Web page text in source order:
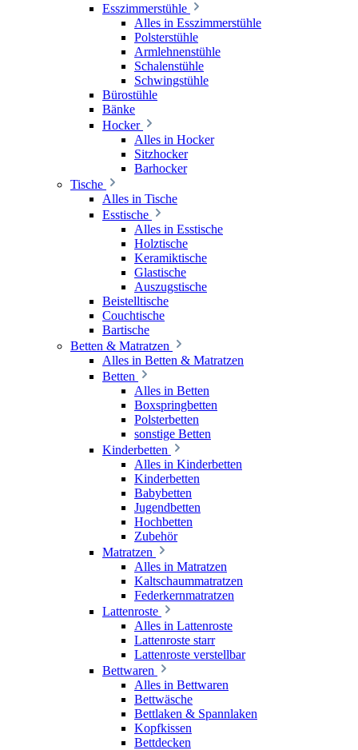
Esszimmerstühle
Alles in Esszimmerstühle
Polsterstühle
Armlehnenstühle
Schalenstühle
Schwingstühle
Bürostühle
Bänke
Hocker
Alles in Hocker
Sitzhocker
Barhocker
Tische
Alles in Tische
Esstische
Alles in Esstische
Holztische
Keramiktische
Glastische
Auszugstische
Beistelltische
Couchtische
Bartische
Betten & Matratzen
Alles in Betten & Matratzen
Betten
Alles in Betten
Boxspringbetten
Polsterbetten
sonstige Betten
Kinderbetten
Alles in Kinderbetten
Kinderbetten
Babybetten
Jugendbetten
Hochbetten
Zubehör
Matratzen
Alles in Matratzen
Kaltschaummatratzen
Federkernmatratzen
Lattenroste
Alles in Lattenroste
Lattenroste starr
Lattenroste verstellbar
Bettwaren
Alles in Bettwaren
Bettwäsche
Bettlaken & Spannlaken
Kopfkissen
Bettdecken